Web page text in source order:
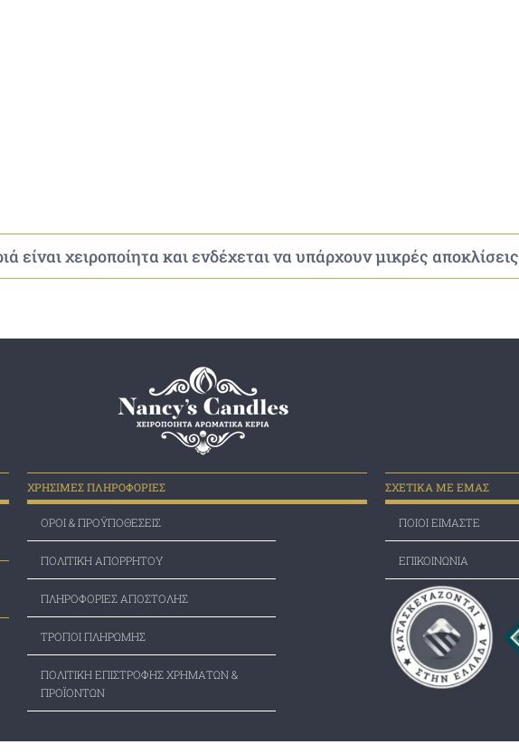
είναι χειροποίητα και ενδέχεται να υπάρχουν μικρές αποκλίσεις
ΧΡΗΣΙΜΕΣ ΠΛΗΡΟΦΟΡΙΕΣ
ΟΡΟΙ & ΠΡΟΫΠΟΘΕΣΕΙΣ
ΠΟΛΙΤΙΚΗ ΑΠΟΡΡΗΤΟΥ
ΠΛΗΡΟΦΟΡΙΕΣ ΑΠΟΣΤΟΛΗΣ
ΤΡΟΠΟΙ ΠΛΗΡΩΜΗΣ
ΠΟΛΙΤΙΚΗ ΕΠΙΣΤΡΟΦΗΣ ΧΡΗΜΑΤΩΝ &
ΠΡΟΪΟΝΤΩΝ
ΣΧΕΤΙΚΑ ΜΕ ΕΜΑΣ
ΠΟΙΟΙ ΕΙΜΑΣΤΕ
ΕΠΙΚΟΙΝΩΝΙΑ